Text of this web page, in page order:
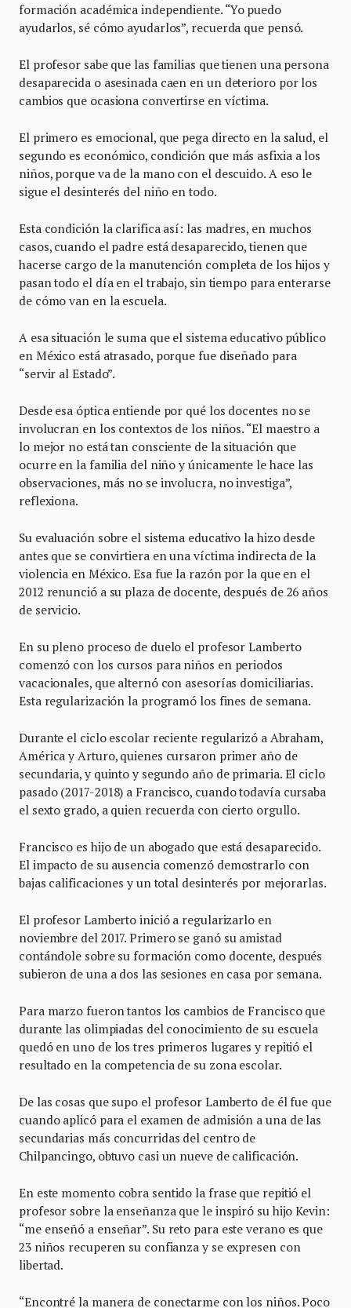
formación académica independiente. “Yo puedo
ayudarlos, sé cómo ayudarlos”, recuerda que pensó.
El profesor sabe que las familias que tienen una persona
desaparecida o asesinada caen en un deterioro por los
cambios que ocasiona convertirse en víctima.
El primero es emocional, que pega directo en la salud, el
segundo es económico, condición que más asfixia a los
niños, porque va de la mano con el descuido. A eso le
sigue el desinterés del niño en todo.
Esta condición la clarifica así: las madres, en muchos
casos, cuando el padre está desaparecido, tienen que
hacerse cargo de la manutención completa de los hijos y
pasan todo el día en el trabajo, sin tiempo para enterarse
de cómo van en la escuela.
A esa situación le suma que el sistema educativo público
en México está atrasado, porque fue diseñado para
“servir al Estado”.
Desde esa óptica entiende por qué los docentes no se
involucran en los contextos de los niños. “El maestro a
lo mejor no está tan consciente de la situación que
ocurre en la familia del niño y únicamente le hace las
observaciones, más no se involucra, no investiga”,
reflexiona.
Su evaluación sobre el sistema educativo la hizo desde
antes que se convirtiera en una víctima indirecta de la
violencia en México. Esa fue la razón por la que en el
2012 renunció a su plaza de docente, después de 26 años
de servicio.
En su pleno proceso de duelo el profesor Lamberto
comenzó con los cursos para niños en periodos
vacacionales, que alternó con asesorías domiciliarias.
Esta regularización la programó los fines de semana.
Durante el ciclo escolar reciente regularizó a Abraham,
América y Arturo, quienes cursaron primer año de
secundaria, y quinto y segundo año de primaria. El ciclo
pasado (2017-2018) a Francisco, cuando todavía cursaba
el sexto grado, a quien recuerda con cierto orgullo.
Francisco es hijo de un abogado que está desaparecido.
El impacto de su ausencia comenzó demostrarlo con
bajas calificaciones y un total desinterés por mejorarlas.
El profesor Lamberto inició a regularizarlo en
noviembre del 2017. Primero se ganó su amistad
contándole sobre su formación como docente, después
subieron de una a dos las sesiones en casa por semana.
Para marzo fueron tantos los cambios de Francisco que
durante las olimpiadas del conocimiento de su escuela
quedó en uno de los tres primeros lugares y repitió el
resultado en la competencia de su zona escolar.
De las cosas que supo el profesor Lamberto de él fue que
cuando aplicó para el examen de admisión a una de las
secundarias más concurridas del centro de
Chilpancingo, obtuvo casi un nueve de calificación.
En este momento cobra sentido la frase que repitió el
profesor sobre la enseñanza que le inspiró su hijo Kevin:
“me enseñó a enseñar”. Su reto para este verano es que
23 niños recuperen su confianza y se expresen con
libertad.
“Encontré la manera de conectarme con los niños. Poco